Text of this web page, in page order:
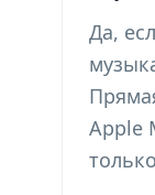
Да,
Apple